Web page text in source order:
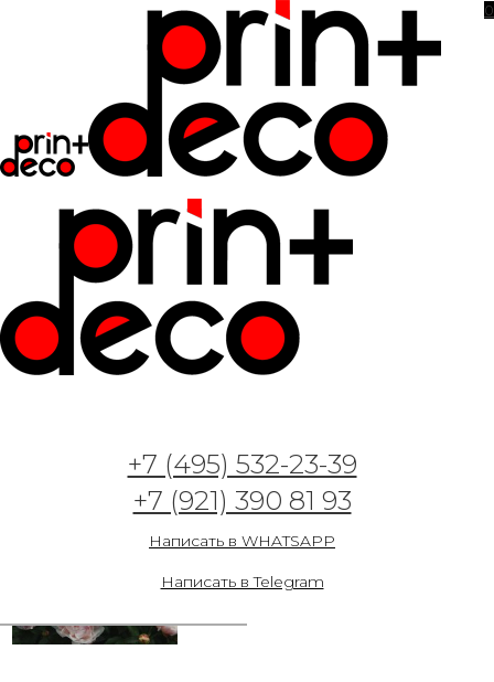
+7 (495) 532-23-39
+7 (921) 390 81 93
Написать в WHATSAPP
Написать в Telegram
0
Фотообои и фрески — Арт. Пионы 091019